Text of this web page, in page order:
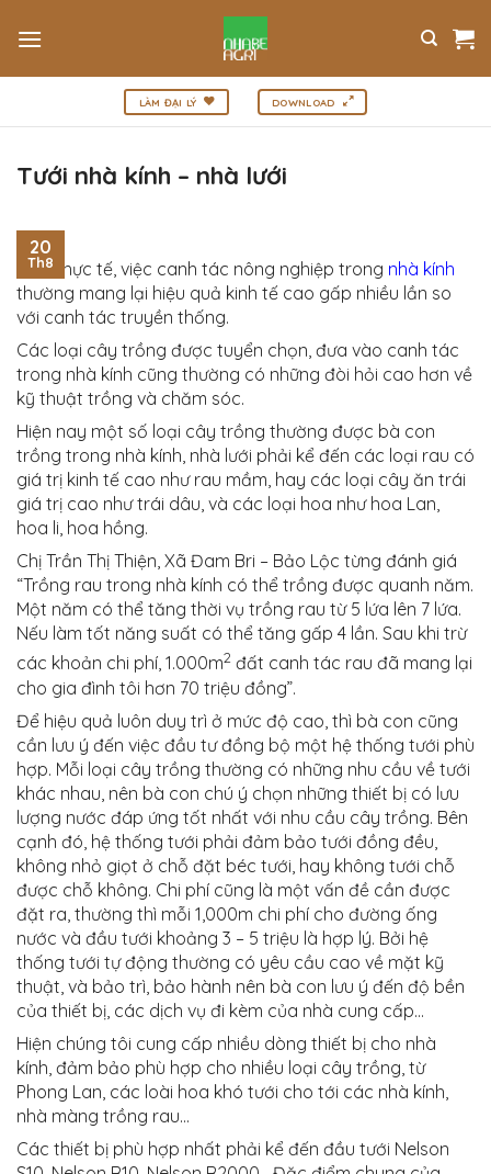
qua
nội
dung
LÀM ĐẠI LÝ DOWNLOAD
Tưới nhà kính – nhà lưới
20
Th8
Trên thực tế, việc canh tác nông nghiệp trong nhà kính
thường mang lại hiệu quả kinh tế cao gấp nhiều lần so
với canh tác truyền thống.
Các loại cây trồng được tuyển chọn, đưa vào canh tác
trong nhà kính cũng thường có những đòi hỏi cao hơn về
kỹ thuật trồng và chăm sóc.
Hiện nay một số loại cây trồng thường được bà con
trồng trong nhà kính, nhà lưới phải kể đến các loại rau có
giá trị kinh tế cao như rau mầm, hay các loại cây ăn trái
giá trị cao như trái dâu, và các loại hoa như hoa Lan,
hoa li, hoa hồng.
Chị Trần Thị Thiện, Xã Đam Bri – Bảo Lộc từng đánh giá
“Trồng rau trong nhà kính có thể trồng được quanh năm.
Một năm có thể tăng thời vụ trồng rau từ 5 lứa lên 7 lứa.
Nếu làm tốt năng suất có thể tăng gấp 4 lần. Sau khi trừ
các khoản chi phí, 1.000m2 đất canh tác rau đã mang lại
cho gia đình tôi hơn 70 triệu đồng”.
Để hiệu quả luôn duy trì ở mức độ cao, thì bà con cũng
cần lưu ý đến việc đầu tư đồng bộ một hệ thống tưới phù
hợp. Mỗi loại cây trồng thường có những nhu cầu về tưới
khác nhau, nên bà con chú ý chọn những thiết bị có lưu
lượng nước đáp ứng tốt nhất với nhu cầu cây trồng. Bên
cạnh đó, hệ thống tưới phải đảm bảo tưới đồng đều,
không nhỏ giọt ở chỗ đặt béc tưới, hay không tưới chỗ
được chỗ không. Chi phí cũng là một vấn đề cần được
đặt ra, thường thì mỗi 1,000m chi phí cho đường ống
nước và đầu tưới khoảng 3 – 5 triệu là hợp lý. Bởi hệ
thống tưới tự động thường có yêu cầu cao về mặt kỹ
thuật, và bảo trì, bảo hành nên bà con lưu ý đến độ bền
của thiết bị, các dịch vụ đi kèm của nhà cung cấp…
Hiện chúng tôi cung cấp nhiều dòng thiết bị cho nhà
kính, đảm bảo phù hợp cho nhiều loại cây trồng, từ
Phong Lan, các loài hoa khó tưới cho tới các nhà kính,
nhà màng trồng rau…
Các thiết bị phù hợp nhất phải kể đến đầu tưới Nelson